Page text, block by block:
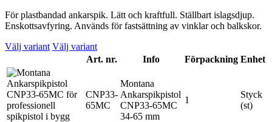
För plastbandad ankarspik. Lätt och kraftfull. Ställbart islagsdjup.
Enskottsavfyring. Används för fastsättning av vinklar och balkskor.
Välj variant Välj variant
Art. nr.
Info Förpackning Enhet
CNP33-
65MC
Montana
Ankarspikpistol
CNP33-65MC
34-65 mm
1
Styck
(st)